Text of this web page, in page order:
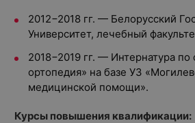
2012−2018 гг. — Белорусский
Университет, лечебный
2018−2019 гг. — Интернатура
ортопедия» на базе УЗ
медицинской помощи».
Курсы повышения квалификации: